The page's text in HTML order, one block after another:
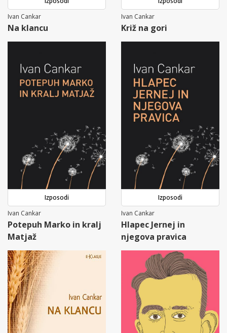
Ivan Cankar
Na klancu
Ivan Cankar
Križ na gori
Izposodi
Ivan Cankar
Potepuh Marko in kralj
Matjaž
Izposodi
Ivan Cankar
Hlapec Jernej in
njegova pravica